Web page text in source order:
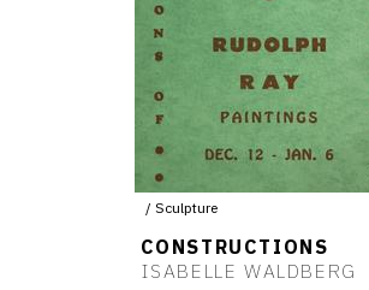
Sculpture
CONSTRUCTIONS
ISABELLE WALDBERG